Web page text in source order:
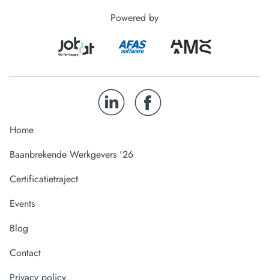
Powered by
Home
Baanbrekende Werkgevers '26
Certificatietraject
Events
Blog
Contact